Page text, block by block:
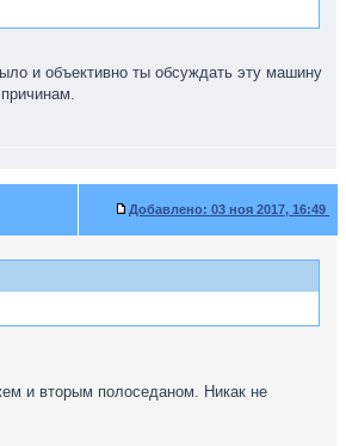
и объективно ты обсуждать эту машину
Добавлено: 03 ноя 2017, 16:49
и вторым полоседаном. Никак не